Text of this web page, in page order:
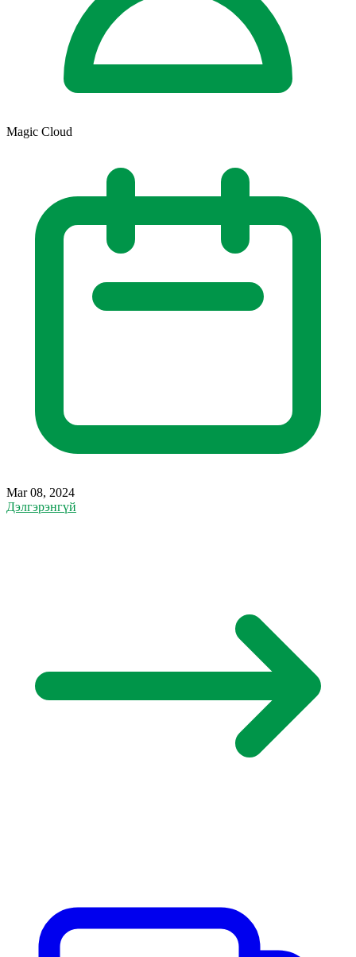
Magic Cloud
Mar 08, 2024
Дэлгэрэнгүй